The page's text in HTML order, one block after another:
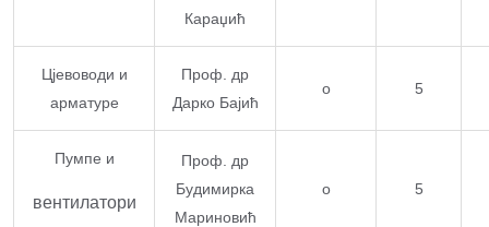
Караџић
Цјевоводи и
арматуре
Проф. др
Дарко Бајић
о 5
Пумпе и
вентилатори
Проф. др
Будимирка
Мариновић
о 5